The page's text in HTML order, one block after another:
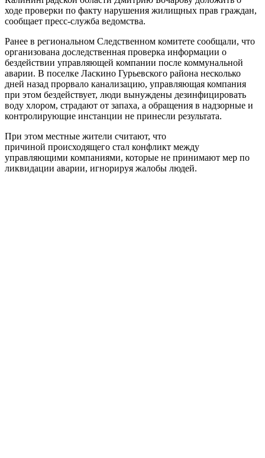
ходе проверки по факту нарушения жилищных прав граждан,
сообщает пресс-служба ведомства.
Ранее в региональном Следственном комитете сообщали, что
организована доследственная проверка информации о
бездействии управляющей компании после коммунальной
аварии. В поселке Ласкино Гурьевского района несколько
дней назад прорвало канализацию, управляющая компания
при этом бездействует, люди вынуждены дезинфицировать
воду хлором, страдают от запаха, а обращения в надзорные и
контролирующие инстанции не принесли результата.
При этом местные жители считают, что
причиной происходящего стал конфликт между
управляющими компаниями, которые не принимают мер по
ликвидации аварии, игнорируя жалобы людей.